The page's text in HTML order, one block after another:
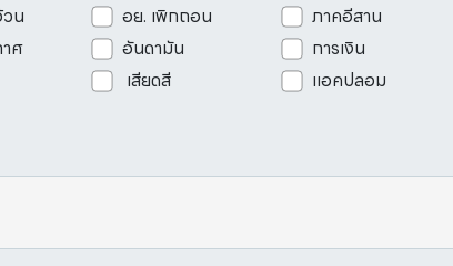
น อย. เพิกถอน
ภาคอีสาน
ศ อันดามัน
การเงิน
เสียดสี แอคปลอม